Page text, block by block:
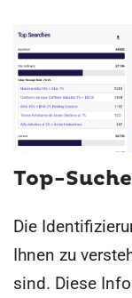
Top-
Die
Ihnen zu
sind. Diese